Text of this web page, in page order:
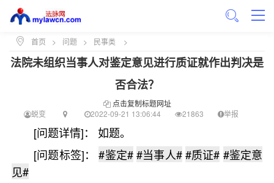
首页 > 问题 > 民事类 >
法院未组织当事人对鉴定意见进行质证就作出判决是
否合法？
点击复制标题网址
蜕变
2022-09-21 13:06:44 21863 举报
[问题详情]： 如题。
[问题标签]：#鉴定##当事人# #质证# #鉴定意
见#